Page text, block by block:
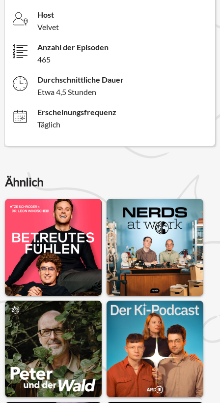
Host
Velvet
Anzahl der Episoden
465
Durchschnittliche Dauer
Etwa 4,5 Stunden
Erscheinungsfrequenz
Täglich
Ähnlich